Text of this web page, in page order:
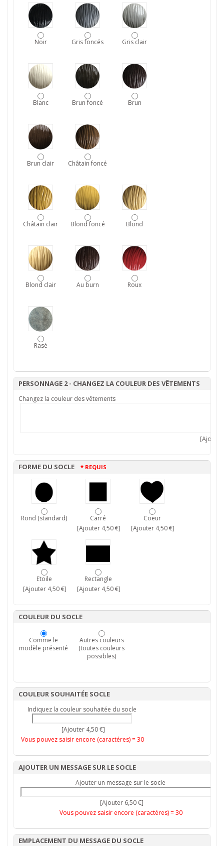
Noir Gris foncés Gris clair
Blanc Brun foncé Brun
Brun clair Châtain foncé
Châtain clair Blond foncé Blond
Blond clair Au burn Roux
Rasé
PERSONNAGE 2 - CHANGEZ LA COULEUR DES VÊTEMENTS
Changez la couleur des vêtements
FORME DU SOCLE * REQUIS
Rond (standard)
Carré
[Ajouter 4,50 €]
Coeur
[Ajouter 4,50 €]
Etoile
[Ajouter 4,50 €]
Rectangle
[Ajouter 4,50 €]
COULEUR DU SOCLE
Comme le
modèle présenté
Autres couleurs
(toutes couleurs
possibles)
COULEUR SOUHAITÉE SOCLE
Indiquez la couleur souhaitée du socle
[Ajouter 4,50 €]
Vous pouvez saisir encore (caractéres) =30
AJOUTER UN MESSAGE SUR LE SOCLE
Ajouter un message sur le socle
[Ajouter 6,50 €]
Vous pouvez saisir encore (caractéres) =30
EMPLACEMENT DU MESSAGE DU SOCLE